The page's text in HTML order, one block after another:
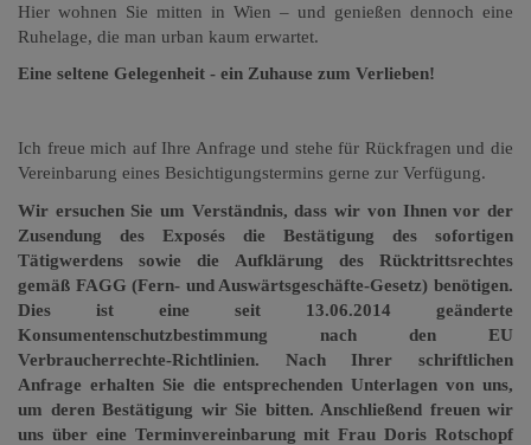
Hier wohnen Sie mitten in Wien – und genießen dennoch eine
Ruhelage, die man urban kaum erwartet.
Eine seltene Gelegenheit - ein Zuhause zum Verlieben!
Ich freue mich auf Ihre Anfrage und stehe für Rückfragen und die
Vereinbarung eines Besichtigungstermins gerne zur Verfügung.
Wir ersuchen Sie um Verständnis, dass wir von Ihnen vor der
Zusendung des Exposés die Bestätigung des sofortigen
Tätigwerdens sowie die Aufklärung des Rücktrittsrechtes
gemäß FAGG (Fern- und Auswärtsgeschäfte-Gesetz) benötigen.
Dies ist eine seit 13.06.2014 geänderte
Konsumentenschutzbestimmung nach den EU
Verbraucherrechte-Richtlinien. Nach Ihrer schriftlichen
Anfrage erhalten Sie die entsprechenden Unterlagen von uns,
um deren Bestätigung wir Sie bitten. Anschließend freuen wir
uns über eine Terminvereinbarung mit Frau Doris Rotschopf